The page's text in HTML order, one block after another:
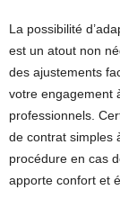
La possibilité
est un atout non
des ajustements
votre engagement
professionnels.
de contrat simples
procédure en cas
apporte confort et